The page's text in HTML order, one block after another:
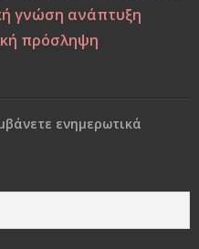
Πρίσμα του Δημήτρη
Επανεξέταση
κακό
το φως, αλλά
γνώση ανάπτυξη
πρόσληψη
ενημερωτικά